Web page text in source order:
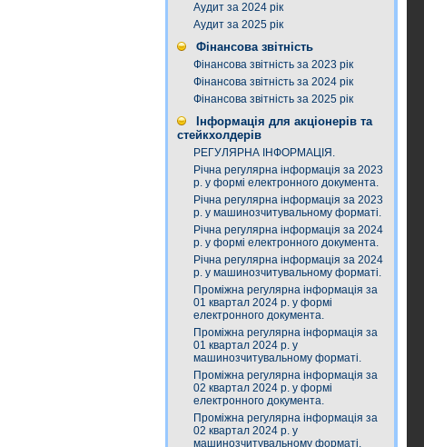
Аудит за 2024 рік
Аудит за 2025 рік
Фінансова звітність
Фінансова звітність за 2023 рік
Фінансова звітність за 2024 рік
Фінансова звітність за 2025 рік
Інформація для акціонерів та
стейкхолдерів
РЕГУЛЯРНА ІНФОРМАЦІЯ.
Річна регулярна інформація за 2023
р. у формі електронного документа.
Річна регулярна інформація за 2023
р. у машинозчитувальному форматі.
Річна регулярна інформація за 2024
р. у формі електронного документа.
Річна регулярна інформація за 2024
р. у машинозчитувальному форматі.
Проміжна регулярна інформація за
01 квартал 2024 р. у формі
електронного документа.
Проміжна регулярна інформація за
01 квартал 2024 р. у
машинозчитувальному форматі.
Проміжна регулярна інформація за
02 квартал 2024 р. у формі
електронного документа.
Проміжна регулярна інформація за
02 квартал 2024 р. у
машинозчитувальному форматі.